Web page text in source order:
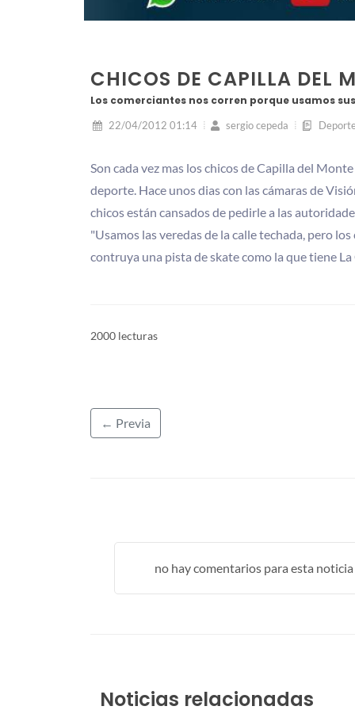
CHICOS DE CAPILLA DEL
Los comerciantes nos corren porque usamos
22/04/2012 01:14 sergio cepeda
Son cada vez mas los chicos de Capilla del
deporte. Hace unos dias con las cámaras de
chicos están cansados de pedirle a las
"Usamos las veredas de la calle techada, pero
contruya una pista de skate como la que tiene
2000 lecturas
← Previa
no hay comentarios para esta noticia ...
Noticias relacionadas